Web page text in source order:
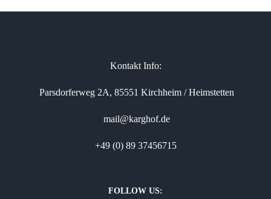
Kontakt Info:
Parsdorferweg 2A, 85551 Kirchheim / Heimstetten
mail@karghof.de
+49 (0) 89 37456715
FOLLOW US: